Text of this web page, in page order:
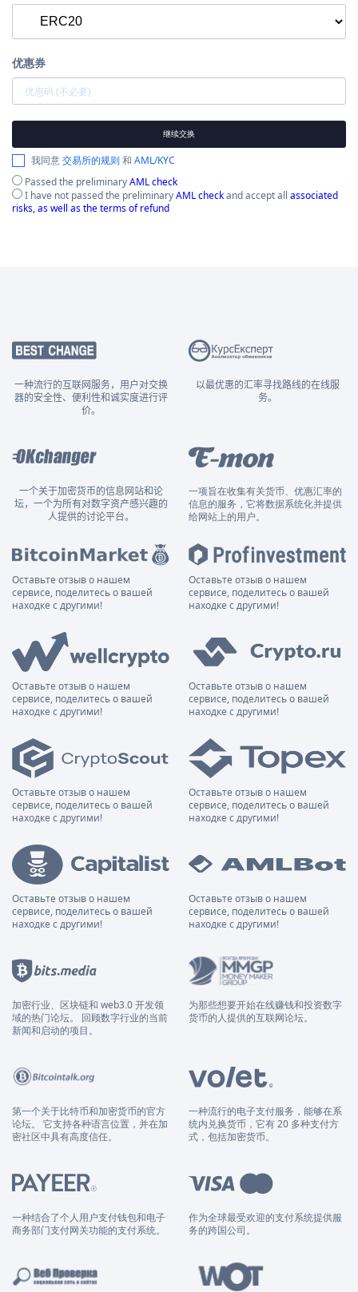
优惠券
继续交换
我同意交易所的规则和 AML/KYC
Passed the preliminaryAML check
I have not passed the preliminaryAML checkand accept all associated
risks, as well as the terms of refund
一种流行的互联网服务，用户对交换
器的安全性、便利性和诚实度进行评
价。
以最优惠的汇率寻找路线的在线服
务。
一个关于加密货币的信息网站和论
坛，一个为所有对数字资产感兴趣的
人提供的讨论平台。
一项旨在收集有关货币、优惠汇率的
信息的服务，它将数据系统化并提供
给网站上的用户。
Оставьте отзыв о нашем
сервисе, поделитесь о вашей
находке с другими!
Оставьте отзыв о нашем
сервисе, поделитесь о вашей
находке с другими!
Оставьте отзыв о нашем
сервисе, поделитесь о вашей
находке с другими!
Оставьте отзыв о нашем
сервисе, поделитесь о вашей
находке с другими!
Оставьте отзыв о нашем
сервисе, поделитесь о вашей
находке с другими!
Оставьте отзыв о нашем
сервисе, поделитесь о вашей
находке с другими!
Оставьте отзыв о нашем
сервисе, поделитесь о вашей
находке с другими!
Оставьте отзыв о нашем
сервисе, поделитесь о вашей
находке с другими!
加密行业、区块链和 web3.0 开发领
域的热门论坛。 回顾数字行业的当前
新闻和启动的项目。
为那些想要开始在线赚钱和投资数字
货币的人提供的互联网论坛。
第一个关于比特币和加密货币的官方
论坛。 它支持各种语言位置，并在加
密社区中具有高度信任。
一种流行的电子支付服务，能够在系
统内兑换货币，它有 20 多种支付方
式，包括加密货币。
一种结合了个人用户支付钱包和电子
商务部门支付网关功能的支付系统。
作为全球最受欢迎的支付系统提供服
务的跨国公司。